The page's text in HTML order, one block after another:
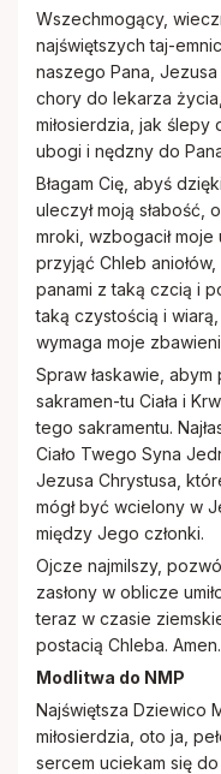
Wszechmogący,
najświętszych taj-
naszego Pana,
chory do lekarza
miłosierdzia, jak ślepy
ubogi i nędzny do
Błagam Cię, abyś
uleczył moją słabość,
mroki, wzbogacił moje
przyjąć Chleb
panami z taką czcią i
taką czystością i
wymaga moje
Spraw łaskawie,
sakramen-tu Ciała i
tego sakramentu.
Ciało Twego Syna
Jezusa Chrystusa,
mógł być wcielony w
między Jego członki.
Ojcze najmilszy,
zasłony w oblicze
teraz w czasie
postacią Chleba. Amen.
Modlitwa do NMP
Najświętsza Dziewico
miłosierdzia, oto ja,
sercem uciekam się